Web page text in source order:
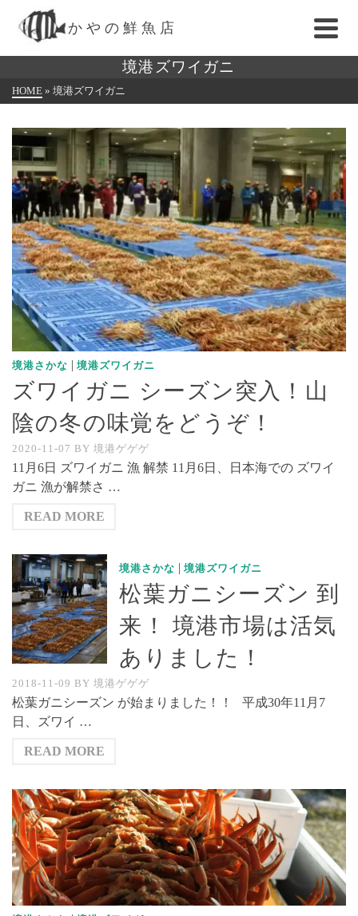
かやの鮮魚店
境港ズワイガニ
HOME » 境港ズワイガニ
境港さかな | 境港ズワイガニ
ズワイガニ シーズン突入！山
陰の冬の味覚をどうぞ！
2020-11-07 BY 境港ゲゲゲ
11月6日 ズワイガニ 漁 解禁 11月6日、日本海での ズワイ
ガニ 漁が解禁さ …
READ MORE
境港さかな |境港ズワイガニ
松葉ガニシーズン 到
来！ 境港市場は活気
ありました！
2018-11-09 BY 境港ゲゲゲ
松葉ガニシーズン が始まりました！！ 平成30年11月7
日、ズワイ …
READ MORE